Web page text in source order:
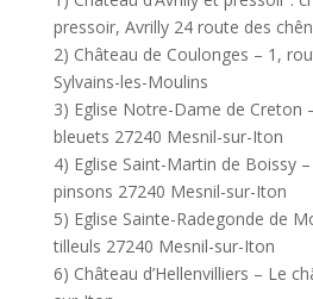
pressoir, Avrilly 24 route des
2) Château de Coulonges – 1,
Sylvains-les-Moulins
3) Eglise Notre-Dame de Creton
bleuets 27240 Mesnil-sur-Iton
4) Eglise Saint-Martin de Boissy
pinsons 27240 Mesnil-sur-Iton
5) Eglise Sainte-Radegonde de
tilleuls 27240 Mesnil-sur-Iton
6) Château d’Hellenvilliers – Le